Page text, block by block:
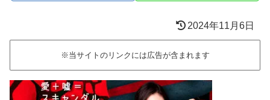
2024年11月6日
※当サイトのリンクには広告が含まれます